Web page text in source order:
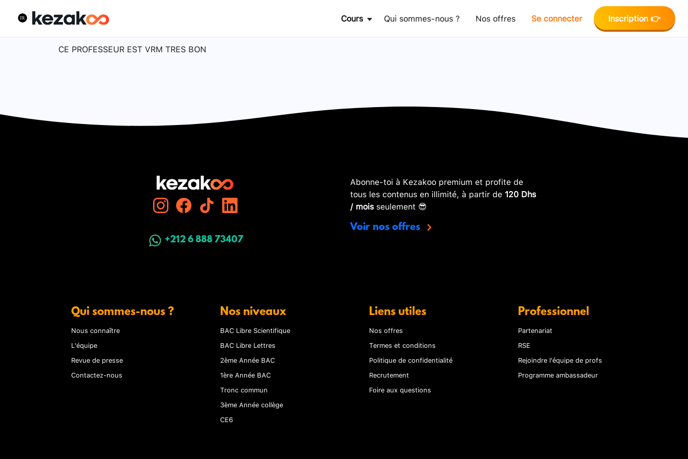
Cours Qui sommes-nous ? Nos offres Se connecter Inscription 👉
CE PROFESSEUR EST VRM TRES BON
+212 6 888 73407
Abonne-toi à Kezakoo premium et profite de
tous les contenus en illimité, à partir de 120 Dhs
/ moisseulement 😎
Voir nos offres
Qui sommes-nous ?
Nous connaître
L'équipe
Revue de presse
Contactez-nous
Nos niveaux
BAC Libre Scientifique
BAC Libre Lettres
2ème Année BAC
1ère Année BAC
Tronc commun
3ème Année collège
CE6
Liens utiles
Nos offres
Termes et conditions
Politique de confidentialité
Recrutement
Foire aux questions
Professionnel
Partenariat
RSE
Rejoindre l'équipe de profs
Programme ambassadeur